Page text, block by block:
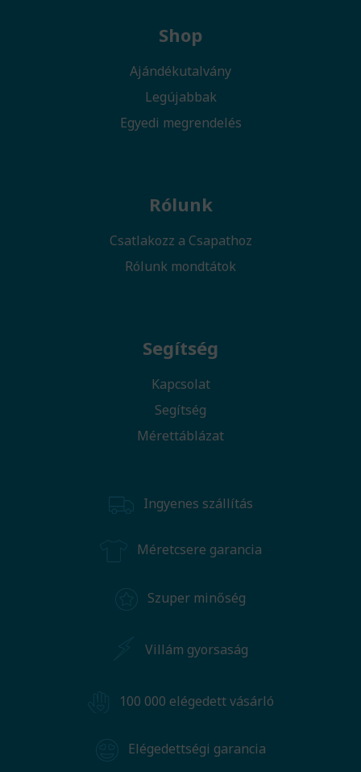
Shop
Ajándékutalvány
Legújabbak
Egyedi megrendelés
Rólunk
Csatlakozz a Csapathoz
Rólunk mondtátok
Segítség
Kapcsolat
Segítség
Mérettáblázat
Ingyenes szállítás
Méretcsere garancia
Szuper minőség
Villám gyorsaság
100 000 elégedett vásárló
Elégedettségi garancia